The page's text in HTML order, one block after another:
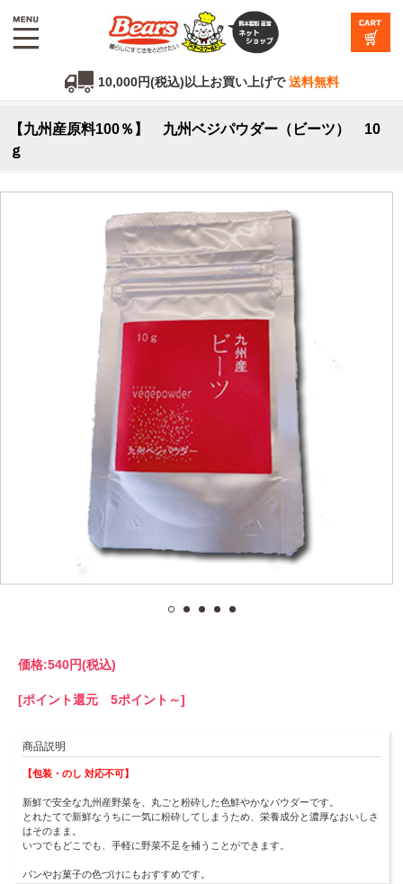
10,000円(税込)以上お買い上げで送料無料
【九州産原料100％】 九州ベジパウダー（ビーツ） 10
ｇ
価格:540円(税込)
[ポイント還元 5ポイント～]
商品説明
【包装・のし 対応不可】
新鮮で安全な九州産野菜を、丸ごと粉砕した色鮮やかなパウダーです。
とれたてで新鮮なうちに一気に粉砕してしまうため、栄養成分と濃厚なおいしさ
はそのまま。
いつでもどこでも、手軽に野菜不足を補うことができます。
パンやお菓子の色づけにもおすすめです。